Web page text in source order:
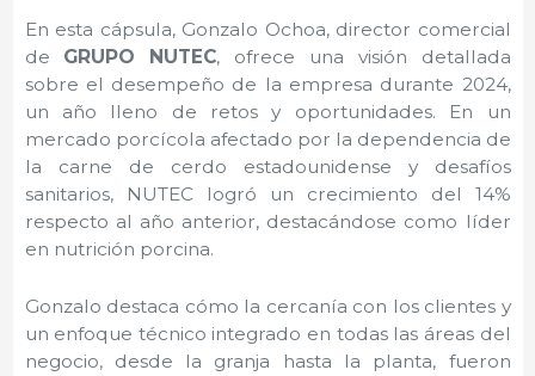
En esta cápsula, Gonzalo Ochoa, director comercial
de GRUPO NUTEC, ofrece una visión detallada
sobre el desempeño de la empresa durante 2024,
un año lleno de retos y oportunidades. En un
mercado porcícola afectado por la dependencia de
la carne de cerdo estadounidense y desafíos
sanitarios, NUTEC logró un crecimiento del 14%
respecto al año anterior, destacándose como líder
en nutrición porcina.
Gonzalo destaca cómo la cercanía con los clientes y
un enfoque técnico integrado en todas las áreas del
negocio, desde la granja hasta la planta, fueron